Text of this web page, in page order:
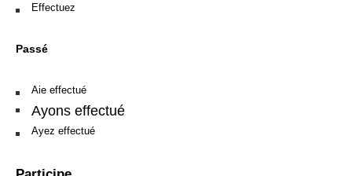
Effectuez
Passé
Aie effectué
Ayons effectué
Ayez effectué